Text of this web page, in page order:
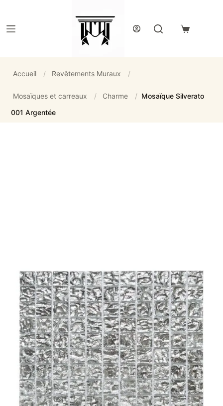
Panier
Accueil / Revêtements Muraux /
Mosaïques et carreaux / Charme / Mosaïque Silverato
001 Argentée